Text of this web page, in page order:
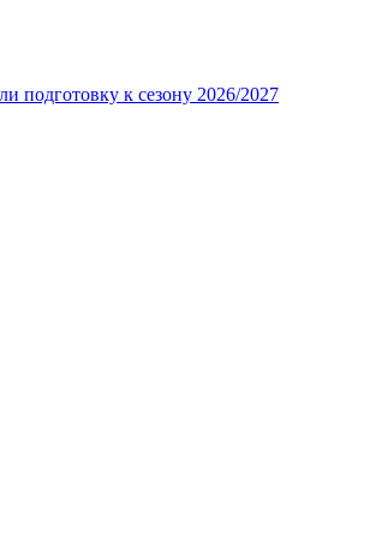
подготовку к сезону 2026/2027